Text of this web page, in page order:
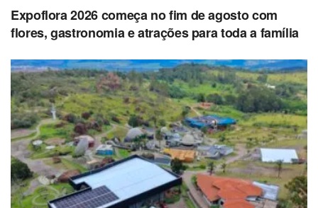
Expoflora 2026 começa no fim de agosto com
flores, gastronomia e atrações para toda a família